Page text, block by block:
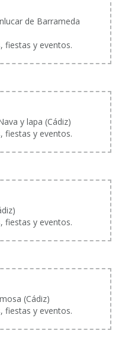
de Barrameda
fiestas y eventos.
y lapa (Cádiz)
fiestas y eventos.
fiestas y eventos.
(Cádiz)
fiestas y eventos.